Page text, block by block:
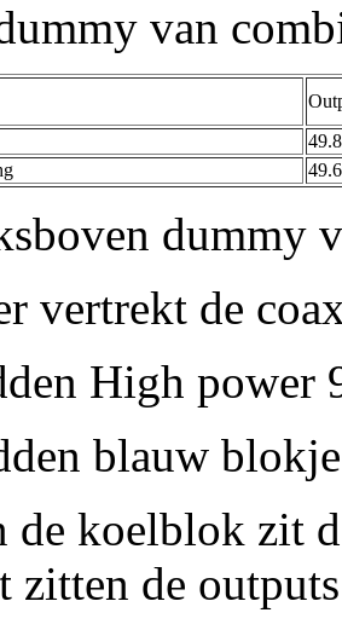
van
dummy
vertrekt de
High power
blauw
koelblok zit
zitten de